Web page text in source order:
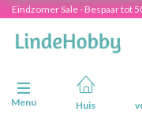
Eindzomer Sale - Bespaar tot
Navigatie in-/uitschakelen
Menu
Huis